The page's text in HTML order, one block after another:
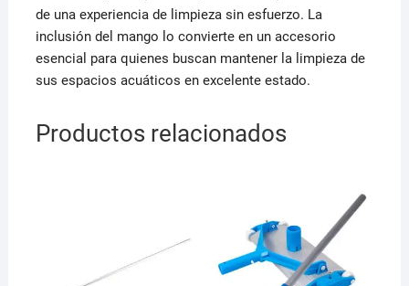
de una experiencia de limpieza sin esfuerzo. La
inclusión del mango lo convierte en un accesorio
esencial para quienes buscan mantener la limpieza de
sus espacios acuáticos en excelente estado.
Productos relacionados